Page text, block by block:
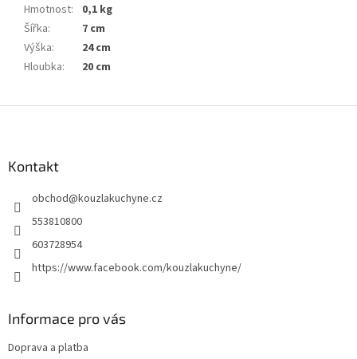
Hmotnost:
0,1 kg
Šířka:
7 cm
Výška:
24 cm
Hloubka: 20 cm
Kontakt
obchod@kouzlakuchyne.cz
553810800
603728954
https://www.facebook.com/kouzlakuchyne/
Informace pro vás
Doprava a platba